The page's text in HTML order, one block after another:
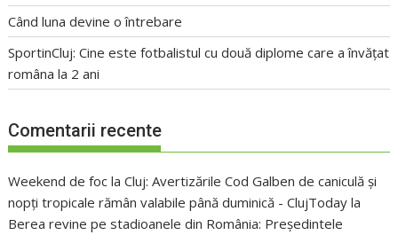
Când luna devine o întrebare
SportinCluj: Cine este fotbalistul cu două diplome care a învățat
româna la 2 ani
Comentarii recente
Weekend de foc la Cluj: Avertizările Cod Galben de caniculă și
nopți tropicale rămân valabile până duminică - ClujToday la
Berea revine pe stadioanele din România: Președintele